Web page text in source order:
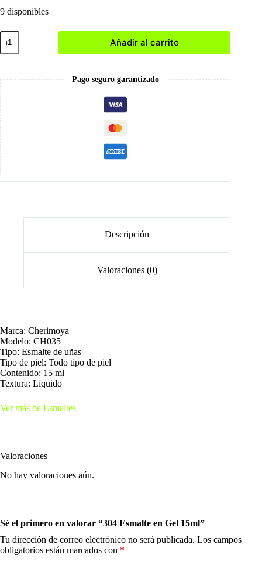
9 disponibles
304
Esmalte
en
cantidad
Añadir al carrito
Pago seguro garantizado
Descripción
Valoraciones (0)
Marca: Cherimoya
Modelo: CH035
Tipo: Esmalte de uñas
Tipo de piel: Todo tipo de piel
Contenido: 15 ml
Textura: Líquido
Ver más de Esmaltes
Valoraciones
No hay valoraciones aún.
Sé el primero en valorar “304 Esmalte en Gel 15ml”
Tu dirección de correo electrónico no será publicada. Los campos
obligatorios están marcados con *